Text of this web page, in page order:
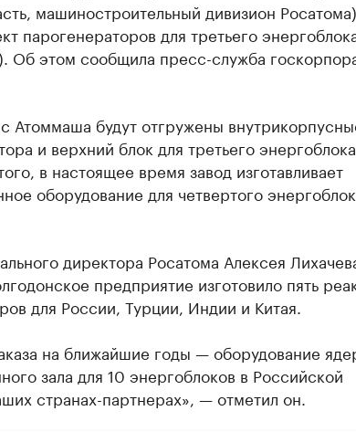
машиностроительный дивизион Росатома)
парогенераторов для третьего
Об этом сообщила пресс-служба
Атоммаша будут отгружены
и верхний блок для третьего
в настоящее время завод изготавливает
оборудование для четвертого
директора Росатома Алексея
предприятие изготовило пять
для России, Турции, Индии и Китая.
на ближайшие годы — оборудование
зала для 10 энергоблоков в Российской
странах-партнерах», — отметил он.